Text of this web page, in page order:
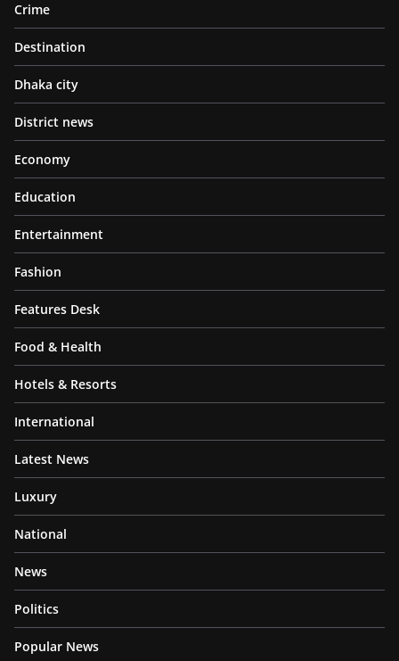
Crime
Destination
Dhaka city
District news
Economy
Education
Entertainment
Fashion
Features Desk
Food & Health
Hotels & Resorts
International
Latest News
Luxury
National
News
Politics
Popular News